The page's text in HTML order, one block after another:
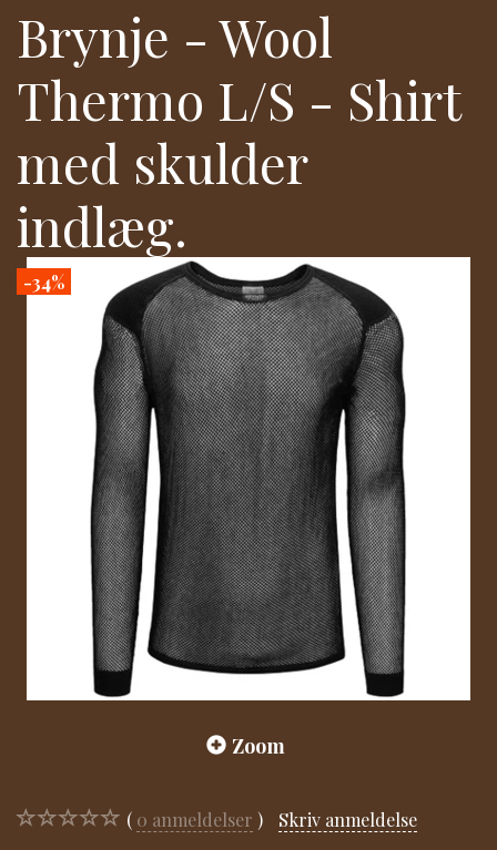
Brynje - Wool
Thermo L/S - Shirt
med skulder
indlæg.
-34%
Zoom
0 anmeldelser Skriv anmeldelse